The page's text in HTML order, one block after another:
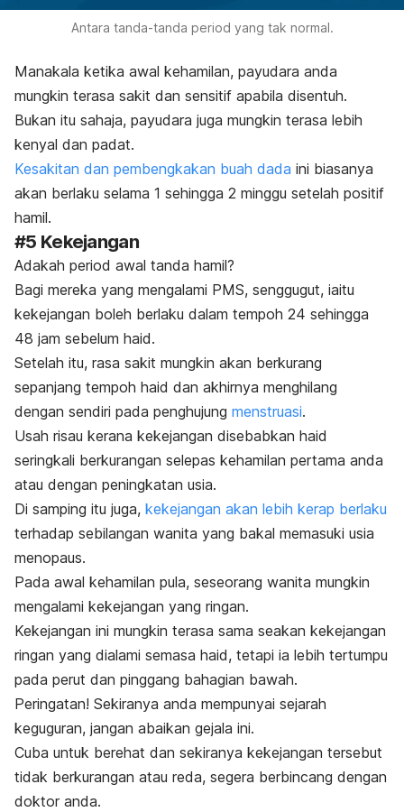
Antara tanda-tanda period yang tak normal.
Manakala ketika awal kehamilan, payudara anda
mungkin terasa sakit dan sensitif apabila disentuh.
Bukan itu sahaja, payudara juga mungkin terasa lebih
kenyal dan padat.
Kesakitan dan pembengkakan buah dada ini biasanya
akan berlaku selama 1 sehingga 2 minggu setelah positif
hamil.
#5 Kekejangan
Adakah period awal tanda hamil?
Bagi mereka yang mengalami PMS, senggugut, iaitu
kekejangan boleh berlaku dalam tempoh 24 sehingga
48 jam sebelum haid.
Setelah itu, rasa sakit mungkin akan berkurang
sepanjang tempoh haid dan akhirnya menghilang
dengan sendiri pada penghujung menstruasi.
Usah risau kerana kekejangan disebabkan haid
seringkali berkurangan selepas kehamilan pertama anda
atau dengan peningkatan usia.
Di samping itu juga, kekejangan akan lebih kerap berlaku
terhadap sebilangan wanita yang bakal memasuki usia
menopaus.
Pada awal kehamilan pula, seseorang wanita mungkin
mengalami kekejangan yang ringan.
Kekejangan ini mungkin terasa sama seakan kekejangan
ringan yang dialami semasa haid, tetapi ia lebih tertumpu
pada perut dan pinggang bahagian bawah.
Peringatan! Sekiranya anda mempunyai sejarah
keguguran, jangan abaikan gejala ini.
Cuba untuk berehat dan sekiranya kekejangan tersebut
tidak berkurangan atau reda, segera berbincang dengan
doktor anda.